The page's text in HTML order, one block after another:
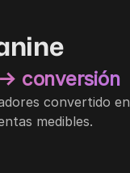
conversión
convertido en
medibles.